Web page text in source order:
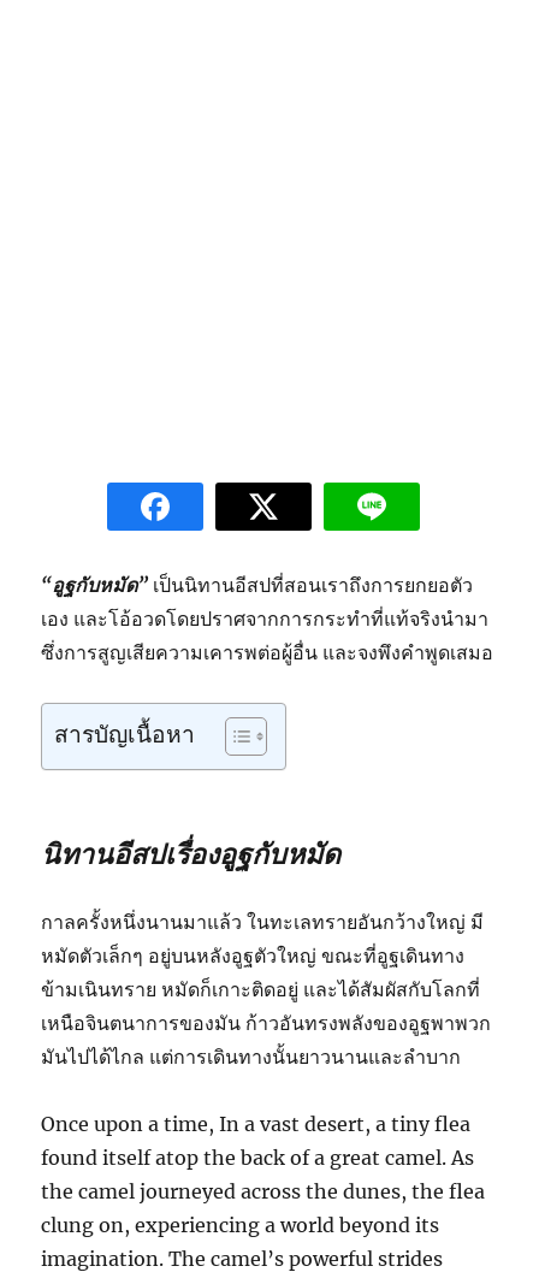
“อูฐกับหมัด” เป็นนิทานอีสปที่สอนเราถึงการยกยอตัว
เอง และโอ้อวดโดยปราศจากการกระทำที่แท้จริงนำมา
ซึ่งการสูญเสียความเคารพต่อผู้อื่น และจงพึงคำพูดเสมอ
สารบัญเนื้อหา
นิทานอีสปเรื่องอูฐกับหมัด
กาลครั้งหนึ่งนานมาแล้ว ในทะเลทรายอันกว้างใหญ่ มี
หมัดตัวเล็กๆ อยู่บนหลังอูฐตัวใหญ่ ขณะที่อูฐเดินทาง
ข้ามเนินทราย หมัดก็เกาะติดอยู่ และได้สัมผัสกับโลกที่
เหนือจินตนาการของมัน ก้าวอันทรงพลังของอูฐพาพวก
มันไปได้ไกล แต่การเดินทางนั้นยาวนานและลำบาก
Once upon a time, In a vast desert, a tiny flea
found itself atop the back of a great camel. As
the camel journeyed across the dunes, the flea
clung on, experiencing a world beyond its
imagination. The camel’s powerful strides